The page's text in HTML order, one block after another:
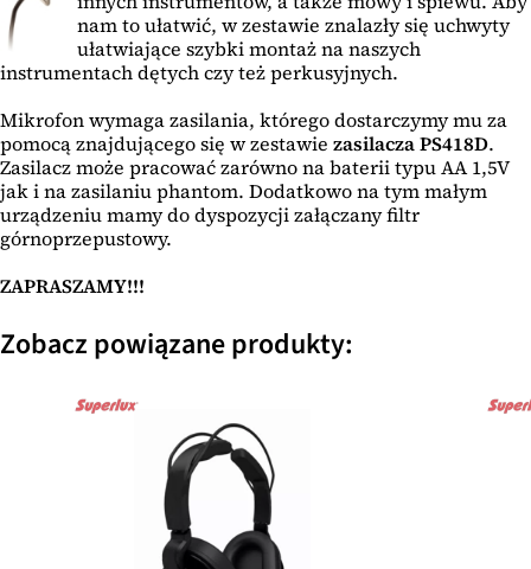
nam to ułatwić, w zestawie znalazły się uchwyty
ułatwiające szybki montaż na naszych
instrumentach dętych czy też perkusyjnych.
Mikrofon wymaga zasilania, którego dostarczymy mu za
pomocą znajdującego się w zestawie zasilacza PS418D.
Zasilacz może pracować zarówno na baterii typu AA 1,5V
jak i na zasilaniu phantom. Dodatkowo na tym małym
urządzeniu mamy do dyspozycji załączany filtr
górnoprzepustowy.
ZAPRASZAMY!!!
Zobacz powiązane produkty: